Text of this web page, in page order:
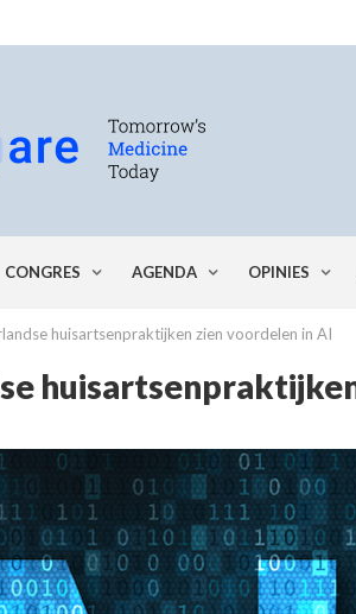
CONGRES AGENDA OPINIES
huisartsenpraktijken zien voordelen in AI